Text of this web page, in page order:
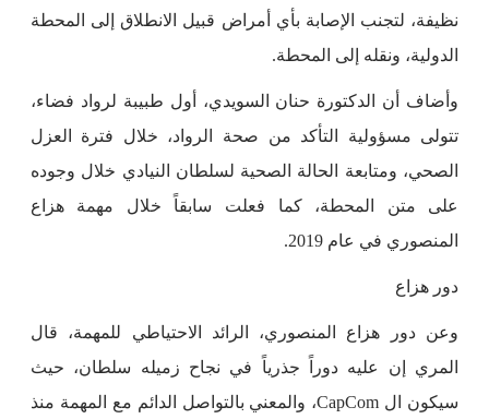
نظيفة، لتجنب الإصابة بأي أمراض قبيل الانطلاق إلى المحطة
الدولية، ونقله إلى المحطة.
وأضاف أن الدكتورة حنان السويدي، أول طبيبة لرواد فضاء،
تتولى مسؤولية التأكد من صحة الرواد، خلال فترة العزل
الصحي، ومتابعة الحالة الصحية لسلطان النيادي خلال وجوده
على متن المحطة، كما فعلت سابقاً خلال مهمة هزاع
المنصوري في عام 2019.
دور هزاع
وعن دور هزاع المنصوري، الرائد الاحتياطي للمهمة، قال
المري إن عليه دوراً جذرياً في نجاح زميله سلطان، حيث
سيكون ال CapCom، والمعني بالتواصل الدائم مع المهمة منذ